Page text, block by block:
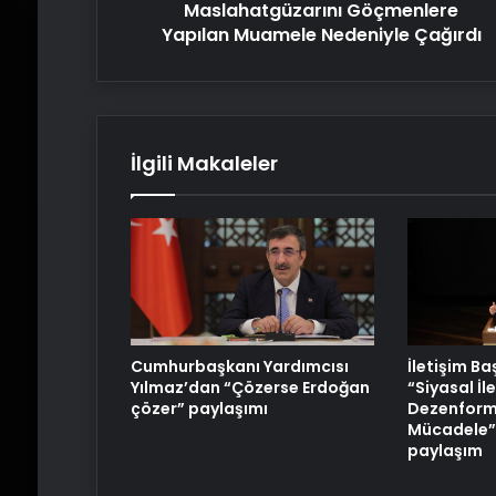
Maslahatgüzarını Göçmenlere
Yapılan Muamele Nedeniyle Çağırdı
İlgili Makaleler
Cumhurbaşkanı Yardımcısı
Yılmaz’dan “Çözerse Erdoğan
çözer” paylaşımı
İletişim
“Siyasal
paylaşım